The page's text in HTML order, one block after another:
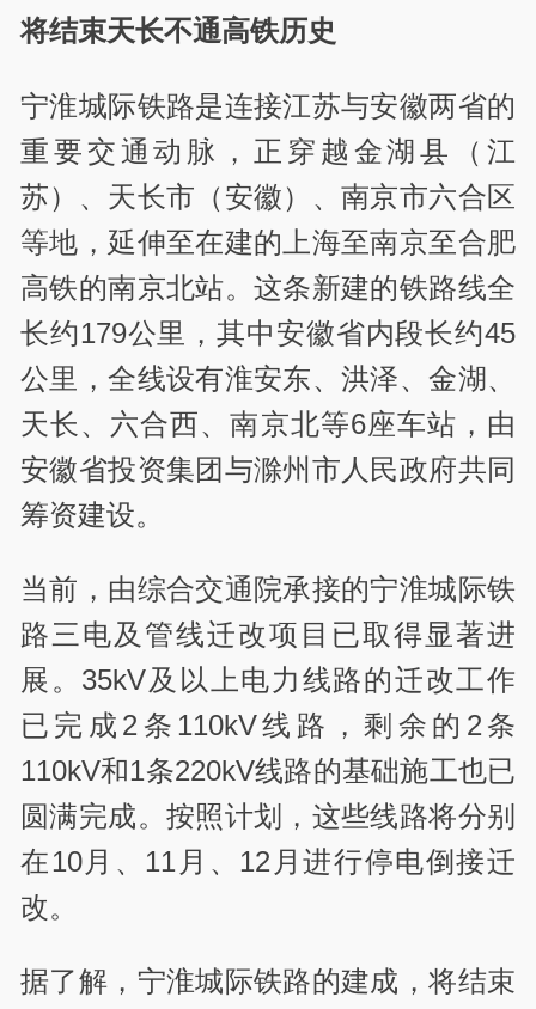
将结束天长不通高铁历史
宁淮城际铁路是连接江苏与安徽两省的
重要交通动脉，正穿越金湖县（江
苏）、天长市（安徽）、南京市六合区
等地，延伸至在建的上海至南京至合肥
高铁的南京北站。这条新建的铁路线全
长约179公里，其中安徽省内段长约45
公里，全线设有淮安东、洪泽、金湖、
天长、六合西、南京北等6座车站，由
安徽省投资集团与滁州市人民政府共同
筹资建设。
当前，由综合交通院承接的宁淮城际铁
路三电及管线迁改项目已取得显著进
展。35kV及以上电力线路的迁改工作
已完成2条110kV线路，剩余的2条
110kV和1条220kV线路的基础施工也已
圆满完成。按照计划，这些线路将分别
在10月、11月、12月进行停电倒接迁
改。
据了解，宁淮城际铁路的建成，将结束